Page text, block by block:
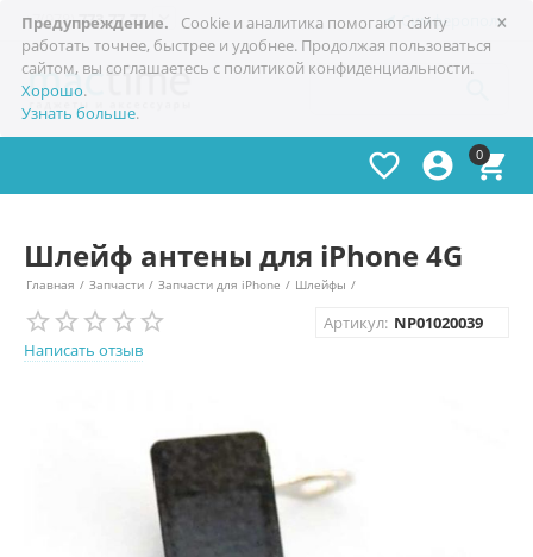
×
Предупреждение.
Cookie и аналитика помогают сайту
работать точнее, быстрее и удобнее. Продолжая пользоваться
сайтом, вы соглашаетесь с политикой конфиденциальности.
Хорошо.
Узнать больше.
Симферополь
+7(978)773-77-77 
0



Шлейф антены для iPhone 4G
Главная / Запчасти / Запчасти для iPhone / Шлейфы /
Написать отзыв
Артикул: NP01020039